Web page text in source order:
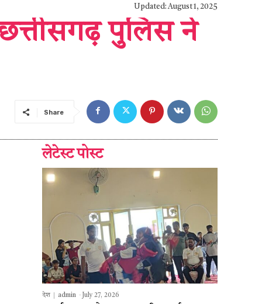
Updated: August 1, 2025
पुलिस ने
Share
लेटेस्ट पोस्ट
देश admin - July 27, 2026